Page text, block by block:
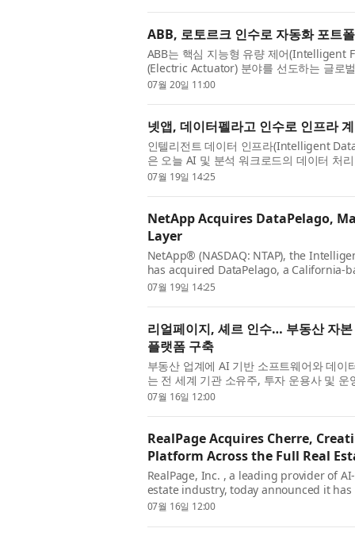
ABB, 로토르크 인수로 자동화 포트
ABB는 핵심 지능형 유량 제어(Intelligent
(Electric Actuator) 분야를 선도하는 글로
주식 전량을 현금으로 인수...
07월 20일 11:00
넷앱, 데이터펠라고 인수로 인프라
인텔리전트 데이터 인프라(Intelligent
은 오늘 AI 및 분석 워크로드의 데이터 처
있는 캘리포니아 소재...
07월 19일 14:25
NetApp Acquires DataPelago,
Layer
NetApp® (NASDAQ: NTAP), the
has acquired DataPelago, a
its innovative approach to el...
07월 19일 14:25
리얼페이지, 셰르 인수… 부동산 자본
플랫폼 구축
부동산 업계에 AI 기반 소프트웨어와 데
는 전 세계 기관 소유주, 투자 운용사 및
(Cherre) 의 인수를 완...
07월 16일 12:00
RealPage Acquires Cherre,
Platform Across the Full Real
RealPage, Inc. , a leading provider of
estate industry, today announced it
data intelligence company...
07월 16일 12:00